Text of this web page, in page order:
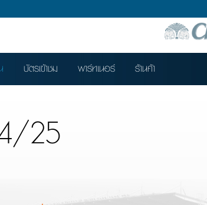
บัตรเข้าชม พาร์ทเนอร์
ร้านค้า
25